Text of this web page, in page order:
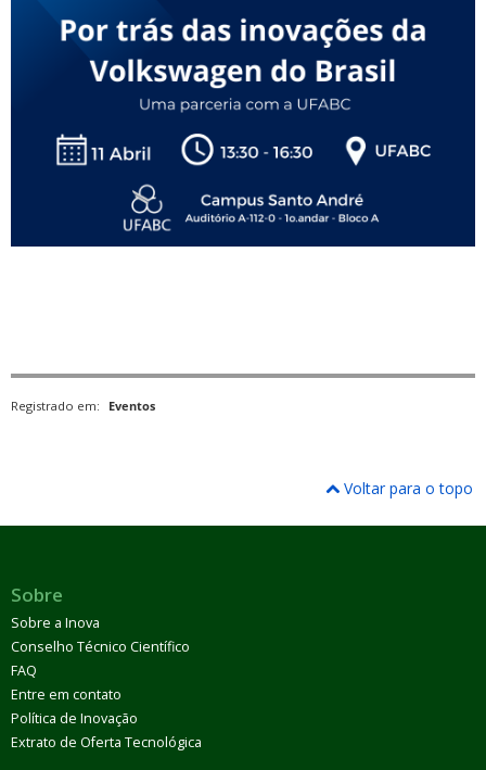
Registrado em: Eventos
Voltar para o topo
Sobre
Sobre a Inova
Conselho Técnico Científico
FAQ
Entre em contato
Política de Inovação
Extrato de Oferta Tecnológica